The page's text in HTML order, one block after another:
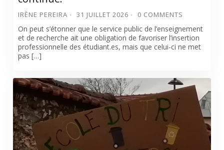
IRÈNE PEREIRA 31 JUILLET 2026 0 COMMENTS
On peut s’étonner que le service public de l’enseignement
et de recherche ait une obligation de favoriser l’insertion
professionnelle des étudiant.es, mais que celui-ci ne met
pas […]